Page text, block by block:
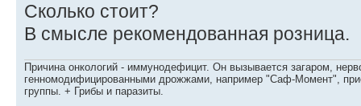
Сколько стоит?
В смысле рекомендованная розница.
Причина онкологий - иммунодефицит. Он вызывается загаром,
генномодифицированными дрожжами, например "Саф-Момент",
группы. + Грибы и паразиты.